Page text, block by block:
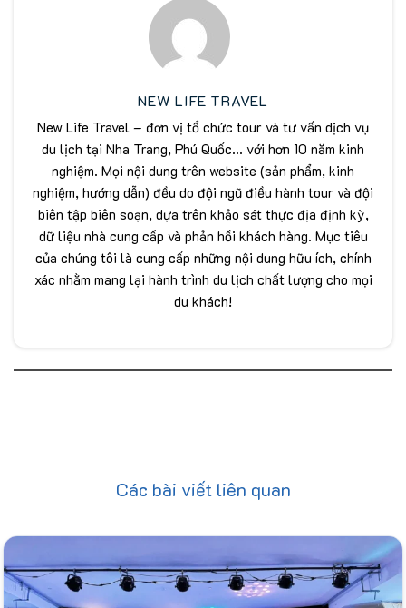
NEW LIFE TRAVEL
New Life Travel – đơn vị tổ chức tour và tư vấn dịch vụ
du lịch tại Nha Trang, Phú Quốc... với hơn 10 năm kinh
nghiệm. Mọi nội dung trên website (sản phẩm, kinh
nghiệm, hướng dẫn) đều do đội ngũ điều hành tour và đội
biên tập biên soạn, dựa trên khảo sát thực địa định kỳ,
dữ liệu nhà cung cấp và phản hồi khách hàng. Mục tiêu
của chúng tôi là cung cấp những nội dung hữu ích, chính
xác nhằm mang lại hành trình du lịch chất lượng cho mọi
du khách!
Các bài viết liên quan